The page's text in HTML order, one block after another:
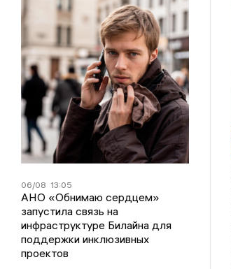
06/08 13:05
АНО «Обнимаю сердцем»
запустила связь на
инфраструктуре Билайна для
поддержки инклюзивных
проектов